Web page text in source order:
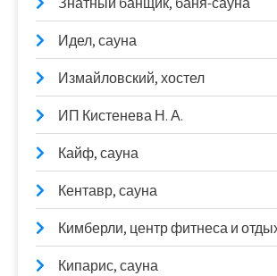
Идел, сауна
Измайловский, хостел
ИП Кистенева Н. А.
Кайф, сауна
Кентавр, сауна
Кимберли, центр фитнеса и
Кипарис, сауна